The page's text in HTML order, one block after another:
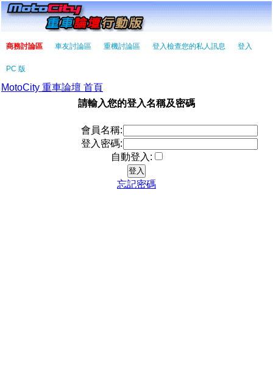
商務討論區 車友討論區 重機討論區 登入檢查您的私人訊息 登入
PC 版
MotoCity 重車論壇 首頁
請輸入您的登入名稱及密碼
會員名稱:
登入密碼:
自動登入:
忘記密碼